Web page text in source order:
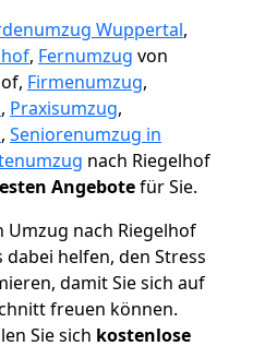
Wuppertal,
, Fernumzug von
Firmenumzug,
, Praxisumzug,
, Seniorenumzug in
nach Riegelhof
Angebotefür Sie.
nach Riegelhof
dabei helfen, den Stress
damit Sie sich auf
freuen können.
Sie sich kostenlose